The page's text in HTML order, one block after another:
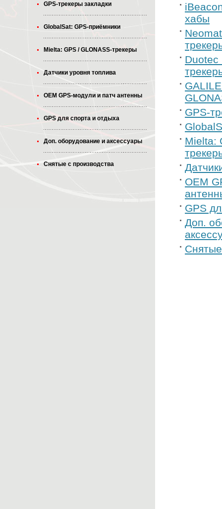
GPS-трекеры закладки
GlobalSat: GPS-приёмники
Mielta: GPS / GLONASS-трекеры
Датчики уровня топлива
OEM GPS-модули и патч антенны
GPS для спорта и отдыха
Доп. оборудование и аксессуары
Снятые с производства
хабы
GPS-
Mielta:
OEM
GPS
Доп.